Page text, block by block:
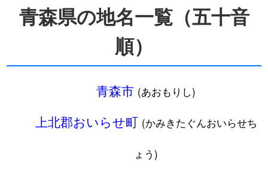
青森県の地名一覧（五十音
順）
青森市 (あおもりし)
上北郡おいらせ町 (かみきたぐんおいらせち
ょう)